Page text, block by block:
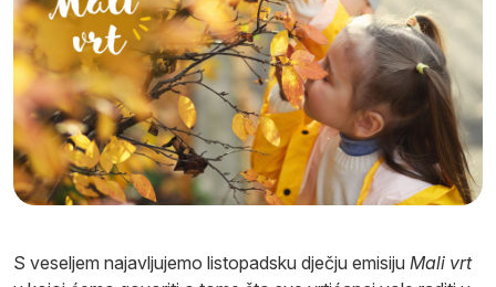
S veseljem najavljujemo listopadsku dječju emisiju Mali vrt